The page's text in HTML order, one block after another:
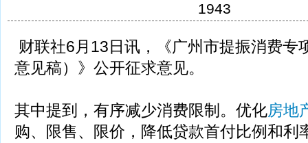
1943
财联社6月13日讯，《广州市提振消费专
意见稿）》公开征求意见。
其中提到，有序减少消费限制。优化房地
购、限售、限价，降低贷款首付比例和利